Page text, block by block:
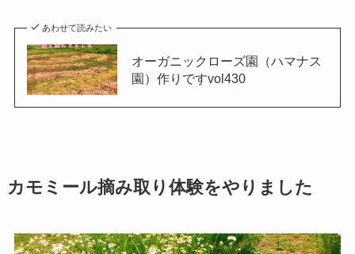
あわせて読みたい
オーガニックローズ園（ハマナス
園）作りですvol430
カモミール摘み取り体験をやりました